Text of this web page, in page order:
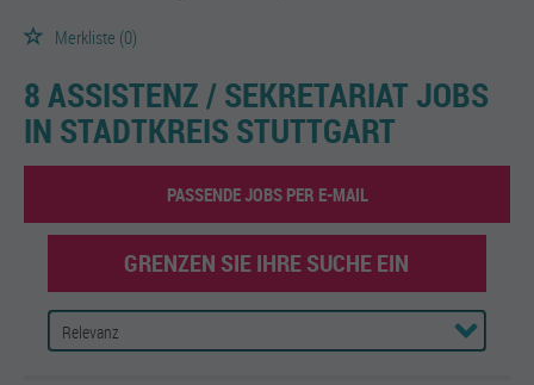
Merkliste (0)
8 ASSISTENZ / SEKRETARIAT JOBS
IN STADTKREIS STUTTGART
PASSENDE JOBS PER E-MAIL
GRENZEN SIE IHRE SUCHE EIN